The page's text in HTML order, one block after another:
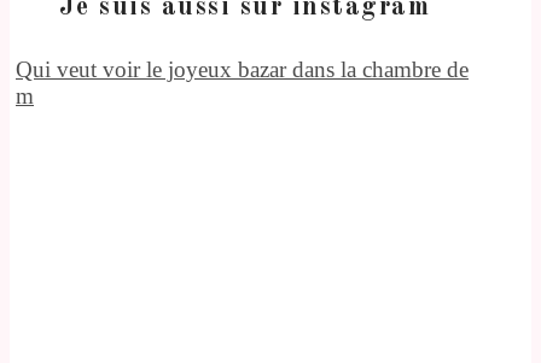
Je suis aussi sur instagram
Qui veut voir le joyeux bazar dans la chambre de
m